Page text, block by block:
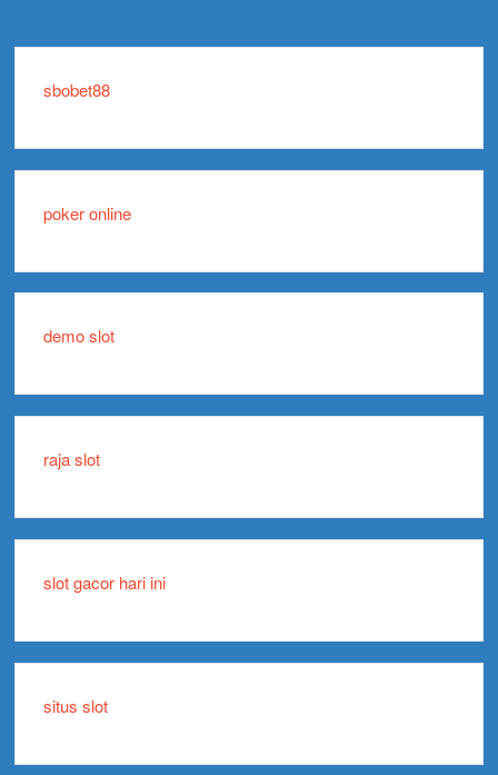
sbobet88
poker online
demo slot
raja slot
slot gacor hari ini
situs slot